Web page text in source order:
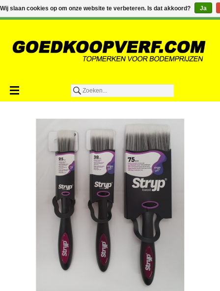
€0,00
Toevoegen aan winkelwagen
Wij slaan cookies op om onze website te verbeteren. Is dat akkoord? Ja